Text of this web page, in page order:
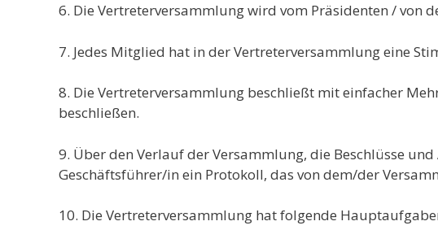
6. Die Vertreterversammlung wird vom Präsidenten / von
7. Jedes Mitglied hat in der Vertreterversammlung eine
8. Die Vertreterversammlung beschließt mit einfacher
beschließen.
9. Über den Verlauf der Versammlung, die Beschlüsse
Geschäftsführer/in ein Protokoll, das von dem/der
10. Die Vertreterversammlung hat folgende